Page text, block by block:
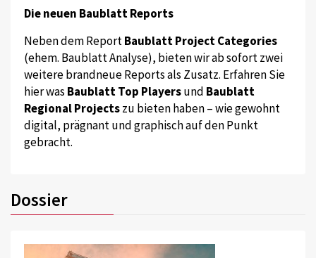
Die neuen Baublatt Reports
Neben dem ReportBaublatt Project Categories
(ehem. Baublatt Analyse), bieten wir ab sofort zwei
weitere brandneue Reports als Zusatz. Erfahren Sie
hier was Baublatt Top Playersund Baublatt
Regional Projectszu bieten haben – wie gewohnt
digital, prägnant und graphisch auf den Punkt
gebracht.
Dossier